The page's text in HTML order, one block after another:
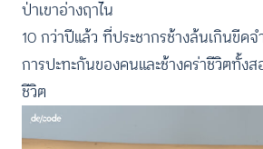
ป่าเขาอ่างฤาไน
10 กว่าปีแล้ว ที่ประชากรช้างล้นเกินขีด
การปะทะกันของคนและช้างคร่าชีวิตทั้ง
ชีวิต